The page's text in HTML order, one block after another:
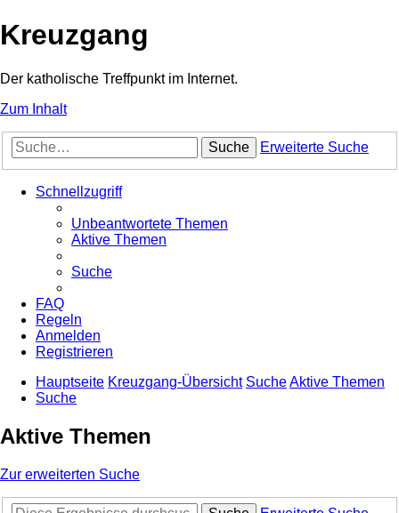
Kreuzgang
Der katholische Treffpunkt im Internet.
Zum Inhalt
Suche Erweiterte Suche
Schnellzugriff
Unbeantwortete Themen
Aktive Themen
Suche
FAQ
Regeln
Anmelden
Registrieren
Hauptseite Kreuzgang-Übersicht SucheAktive Themen
Suche
Aktive Themen
Zur erweiterten Suche